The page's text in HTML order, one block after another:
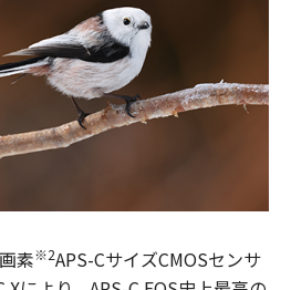
素※2APS-CサイズCMOSセンサ